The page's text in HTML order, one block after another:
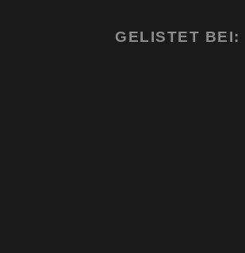
GELISTET BEI: